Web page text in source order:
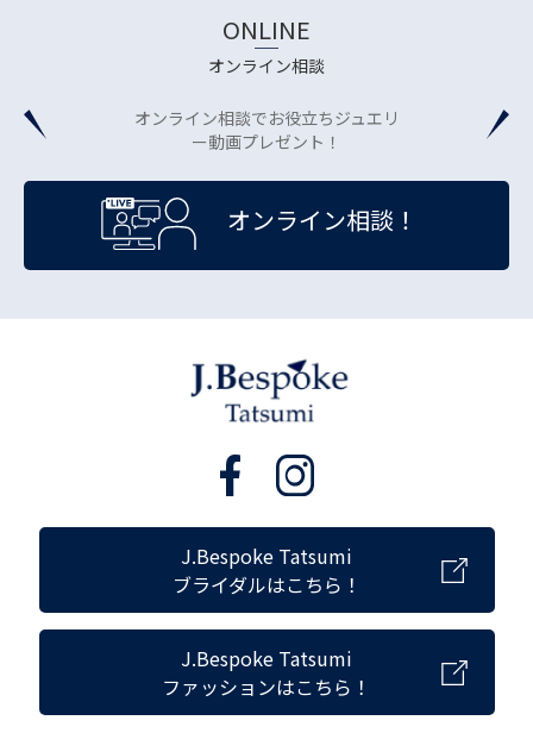
ONLINE
オンライン相談
オンライン相談でお役立ちジュエリ
ー動画プレゼント！
オンライン相談！
J.Bespoke Tatsumi
ブライダルはこちら！
J.Bespoke Tatsumi
ファッションはこちら！